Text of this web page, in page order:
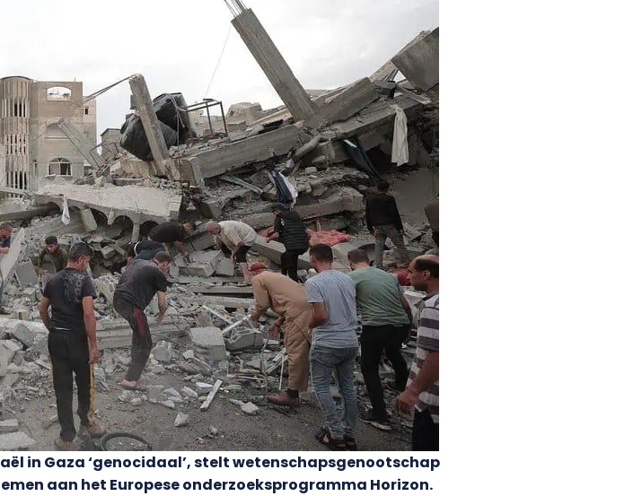
in Gaza ‘genocidaal’, stelt wetenschapsgenootschap
aan het Europese onderzoeksprogramma Horizon.